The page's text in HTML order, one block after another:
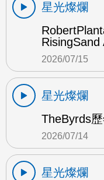
星光燦爛
RisingSand
2026/07/15
星光燦爛
TheByrds
2026/07/14
星光燦爛